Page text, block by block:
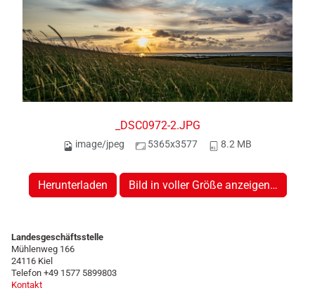
_DSC0972-2.JPG
image/jpeg 5365x3577 8.2 MB
Herunterladen Bild in voller Größe anzeigen…
Landesgeschäftsstelle
Mühlenweg 166
24116 Kiel
Telefon +49 1577 5899803
Kontakt